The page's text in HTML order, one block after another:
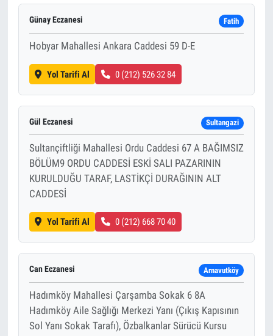
Günay Eczanesi Fatih
Hobyar Mahallesi Ankara Caddesi 59 D-E
Yol Tarifi Al 0 (212) 526 32 84
Gül Eczanesi Sultangazi
Sultançiftliği Mahallesi Ordu Caddesi 67 A BAĞIMSIZ
BÖLÜM9 ORDU CADDESİ ESKİ SALI PAZARININ
KURULDUĞU TARAF, LASTİKÇİ DURAĞININ ALT
CADDESİ
Yol Tarifi Al 0 (212) 668 70 40
Can Eczanesi Arnavutköy
Hadımköy Mahallesi Çarşamba Sokak 6 8A
Hadımköy Aile Sağlığı Merkezi Yanı (Çıkış Kapısının
Sol Yanı Sokak Tarafı), Özbalkanlar Sürücü Kursu